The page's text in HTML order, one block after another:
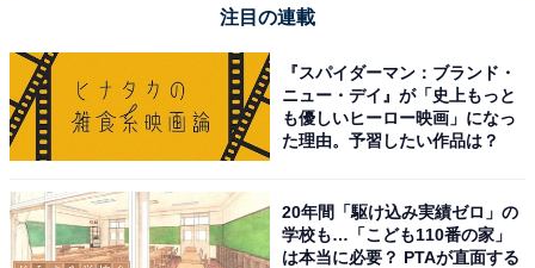
注目の連載
『スパイダーマン：ブランド・
ニュー・デイ』が「史上もっと
も優しいヒーロー映画」になっ
た理由。予習したい作品は？
20年間「駆け込み実績ゼロ」の
学校も…「こども110番の家」
は本当に必要？ PTAが直面する